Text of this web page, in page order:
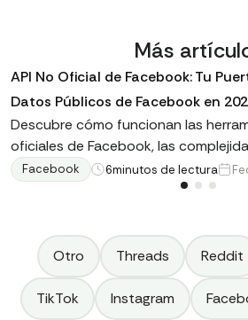
Más
API No Oficial de Facebook: Tu
Datos Públicos de Facebook en
Descubre cómo funcionan las
oficiales de Facebook, las
por qué una herramienta
superar un enfoque construido por
Facebook 6minutos de lectura
Otro Threads Reddit
TikTok Instagram